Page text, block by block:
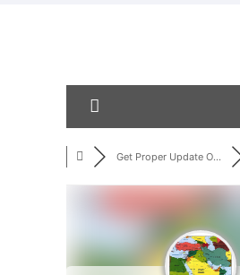
Get Proper Update O...